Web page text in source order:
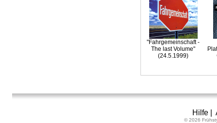
"Fahrgemeinschaft -
The last Volume"
(24.5.1999)
Hilfe|
© 2026